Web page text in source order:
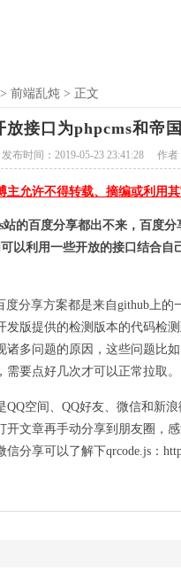
> 前端乱炖 > 正文
放接口为phpcms和帝
发布时间：2019-05-23 23:41:28 作者
允许不得转载、摘编或利用其
站的百度分享都出不来，百度
以利用一些开放的接口结合
度分享方案都是来自github上的
发版提供的检测版本的代码检
诸多问题的原因，这些问题比
要点好几次才可以正常拉取。
QQ空间、QQ好友、微信和新
开文章再手动分享到朋友圈，
分享可以了解下qrcode.js：